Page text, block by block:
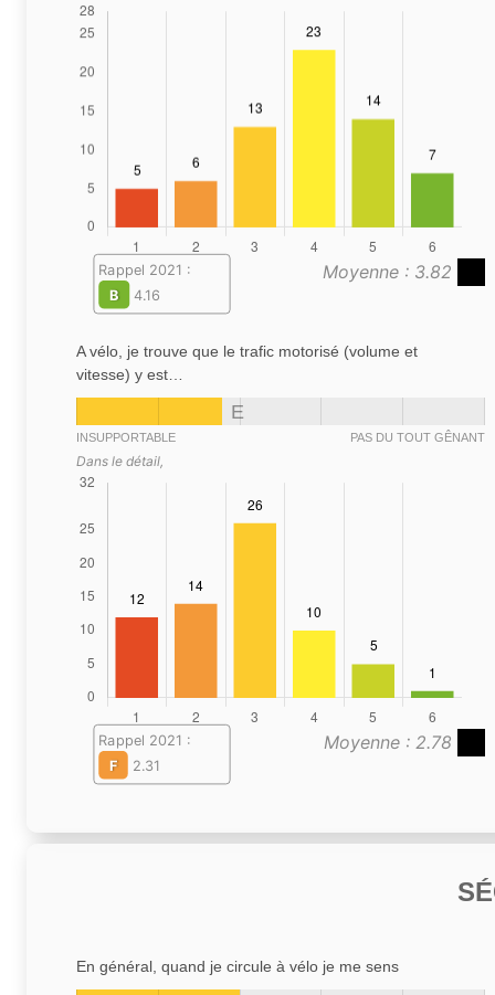
Moyenne : 3.82
Rappel 2021 :
B
4.16
A vélo, je trouve que le trafic motorisé (volume et
vitesse) y est…
E
INSUPPORTABLE PAS DU TOUT GÊNANT
Dans le détail,
Moyenne : 2.78
Rappel 2021 :
F
2.31
En général, quand je circule à vélo je me sens